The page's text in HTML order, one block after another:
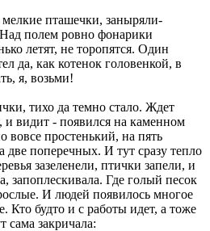
пташечки, заныряли-
полем ровно фонарики
летят, не торопятся. Один
да, как котенок головенкой, в
я, возьми!
тихо да темно стало. Ждет
и видит - появился на каменном
вовсе простенький, на пять
две поперечных. И тут сразу тепло
зазеленели, птички запели, и
запоплескивала. Где голый песок
И людей появилось многое
Кто будто и с работы идет, а тоже
сама закричала: